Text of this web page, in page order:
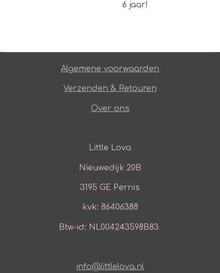
6 jaar!
Algemene voorwaarden
Verzenden & Retouren
Over ons
Little Lova
Nieuwedijk 20B
3195 GE Pernis
kvk: 86406388
Btw-id: NL004243598B83
info@littlelova.nl